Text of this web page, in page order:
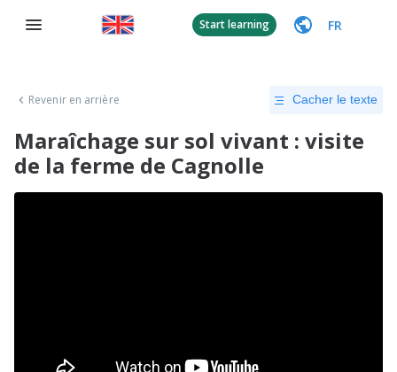
Start learning FR
Revenir en arrière Cacher le texte
Maraîchage sur sol vivant : visite
de la ferme de Cagnolle